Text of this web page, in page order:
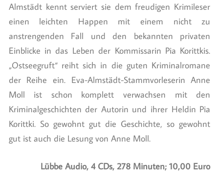
Almstädt kennt serviert sie dem freudigen Krimileser
einen leichten Happen mit einem nicht zu
anstrengenden Fall und den bekannten privaten
Einblicke in das Leben der Kommissarin Pia Korittkis.
„Ostseegruft“ reiht sich in die guten Kriminalromane
der Reihe ein. Eva-Almstädt-Stammvorleserin Anne
Moll ist schon komplett verwachsen mit den
Kriminalgeschichten der Autorin und ihrer Heldin Pia
Korittki. So gewohnt gut die Geschichte, so gewohnt
gut ist auch die Lesung von Anne Moll.
Lübbe Audio, 4 CDs, 278 Minuten; 10,00 Euro